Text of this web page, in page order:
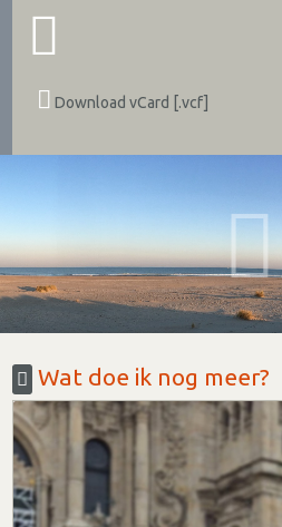
Download vCard [.vcf]
Wat doe ik nog meer?